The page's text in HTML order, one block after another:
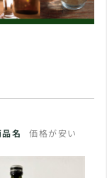
名 価格が安い